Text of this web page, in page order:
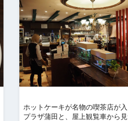
ホットケーキが名物の喫茶店が
プラザ蒲田と、屋上観覧車から見